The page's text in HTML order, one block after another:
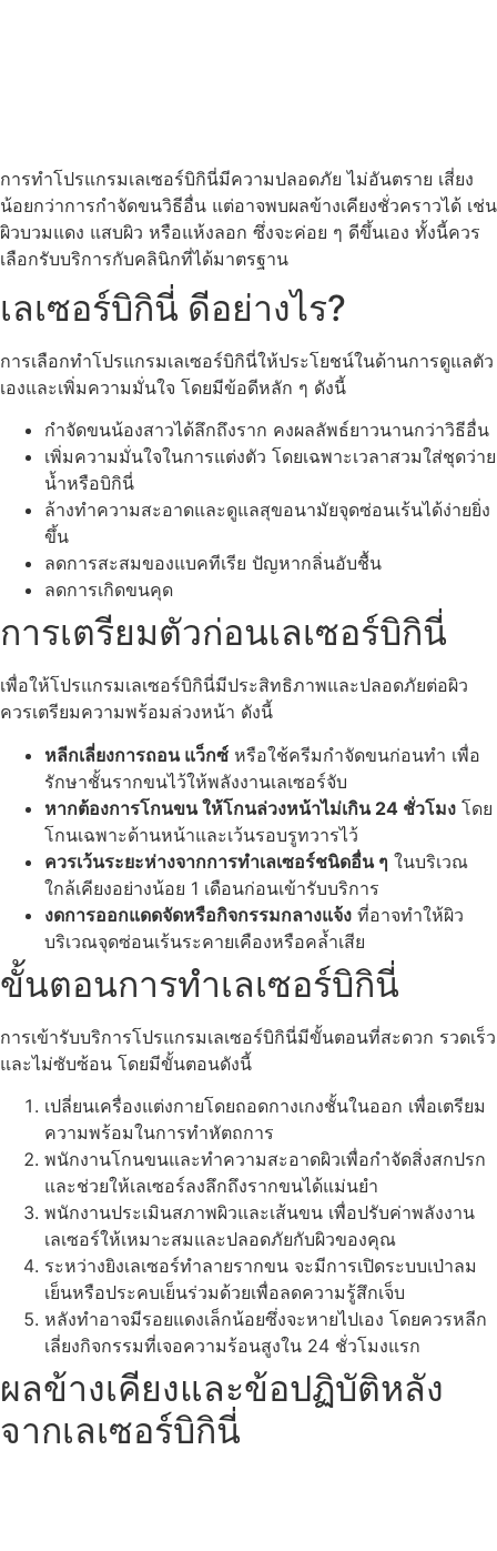
การทำโปรแกรมเลเซอร์บิกินี่มีความปลอดภัย ไม่อันตราย เสี่ยง
น้อยกว่าการกำจัดขนวิธีอื่น แต่อาจพบผลข้างเคียงชั่วคราวได้ เช่น
ผิวบวมแดง แสบผิว หรือแห้งลอก ซึ่งจะค่อย ๆ ดีขึ้นเอง ทั้งนี้ควร
เลือกรับบริการกับคลินิกที่ได้มาตรฐาน
เลเซอร์บิกินี่ ดีอย่างไร?
การเลือกทำโปรแกรมเลเซอร์บิกินี่ให้ประโยชน์ในด้านการดูแลตัว
เองและเพิ่มความมั่นใจ โดยมีข้อดีหลัก ๆ ดังนี้
กำจัดขนน้องสาวได้ลึกถึงราก คงผลลัพธ์ยาวนานกว่าวิธีอื่น
เพิ่มความมั่นใจในการแต่งตัว โดยเฉพาะเวลาสวมใส่ชุดว่าย
น้ำหรือบิกินี่
ล้างทำความสะอาดและดูแลสุขอนามัยจุดซ่อนเร้นได้ง่ายยิ่ง
ขึ้น
ลดการสะสมของแบคทีเรีย ปัญหากลิ่นอับชื้น
ลดการเกิดขนคุด
การเตรียมตัวก่อนเลเซอร์บิกินี่
เพื่อให้โปรแกรมเลเซอร์บิกินี่มีประสิทธิภาพและปลอดภัยต่อผิว
ควรเตรียมความพร้อมล่วงหน้า ดังนี้
หลีกเลี่ยงการถอน แว็กซ์ หรือใช้ครีมกำจัดขนก่อนทำ เพื่อ
รักษาชั้นรากขนไว้ให้พลังงานเลเซอร์จับ
หากต้องการโกนขน ให้โกนล่วงหน้าไม่เกิน 24 ชั่วโมง โดย
โกนเฉพาะด้านหน้าและเว้นรอบรูทวารไว้
ควรเว้นระยะห่างจากการทำเลเซอร์ชนิดอื่น ๆ ในบริเวณ
ใกล้เคียงอย่างน้อย 1 เดือนก่อนเข้ารับบริการ
งดการออกแดดจัดหรือกิจกรรมกลางแจ้ง ที่อาจทำให้ผิว
บริเวณจุดซ่อนเร้นระคายเคืองหรือคล้ำเสีย
ขั้นตอนการทำเลเซอร์บิกินี่
การเข้ารับบริการโปรแกรมเลเซอร์บิกินี่มีขั้นตอนที่สะดวก รวดเร็ว
และไม่ซับซ้อน โดยมีขั้นตอนดังนี้
เปลี่ยนเครื่องแต่งกายโดยถอดกางเกงชั้นในออก เพื่อเตรียม
ความพร้อมในการทำหัตถการ
พนักงานโกนขนและทำความสะอาดผิวเพื่อกำจัดสิ่งสกปรก
และช่วยให้เลเซอร์ลงลึกถึงรากขนได้แม่นยำ
พนักงานประเมินสภาพผิวและเส้นขน เพื่อปรับค่าพลังงาน
เลเซอร์ให้เหมาะสมและปลอดภัยกับผิวของคุณ
ระหว่างยิงเลเซอร์ทำลายรากขน จะมีการเปิดระบบเป่าลม
เย็นหรือประคบเย็นร่วมด้วยเพื่อลดความรู้สึกเจ็บ
หลังทำอาจมีรอยแดงเล็กน้อยซึ่งจะหายไปเอง โดยควรหลีก
เลี่ยงกิจกรรมที่เจอความร้อนสูงใน 24 ชั่วโมงแรก
ผลข้างเคียงและข้อปฏิบัติหลัง
จากเลเซอร์บิกินี่